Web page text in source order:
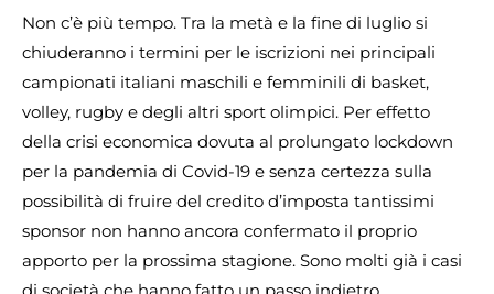
Non c’è più tempo. Tra la metà e la fine di luglio si
chiuderanno i termini per le iscrizioni nei principali
campionati italiani maschili e femminili di basket,
volley, rugby e degli altri sport olimpici. Per effetto
della crisi economica dovuta al prolungato lockdown
per la pandemia di Covid-19 e senza certezza sulla
possibilità di fruire del credito d’imposta tantissimi
sponsor non hanno ancora confermato il proprio
apporto per la prossima stagione. Sono molti già i casi